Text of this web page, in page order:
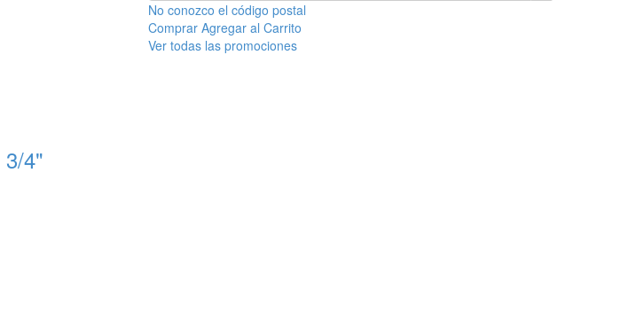
No conozco el código postal
Comprar Agregar al Carrito
Ver todas las promociones
4"